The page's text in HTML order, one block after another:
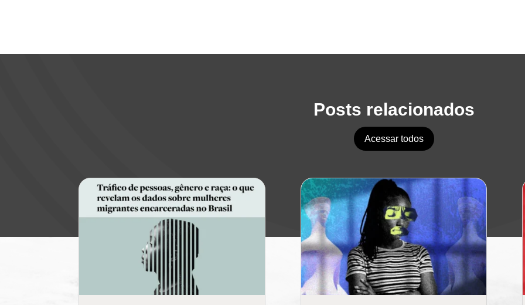
Posts relacionados
Acessar todos